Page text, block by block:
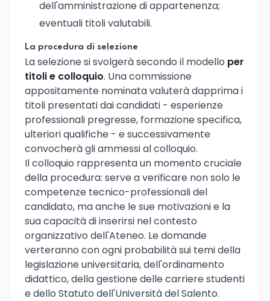
dell'amministrazione di appartenenza;
eventuali titoli valutabili.
La procedura di selezione
La selezione si svolgerà secondo il modello per
titoli e colloquio. Una commissione
appositamente nominata valuterà dapprima i
titoli presentati dai candidati - esperienze
professionali pregresse, formazione specifica,
ulteriori qualifiche - e successivamente
convocherà gli ammessi al colloquio.
Il colloquio rappresenta un momento cruciale
della procedura: serve a verificare non solo le
competenze tecnico-professionali del
candidato, ma anche le sue motivazioni e la
sua capacità di inserirsi nel contesto
organizzativo dell'Ateneo. Le domande
verteranno con ogni probabilità sui temi della
legislazione universitaria, dell'ordinamento
didattico, della gestione delle carriere studenti
e dello Statuto dell'Università del Salento.